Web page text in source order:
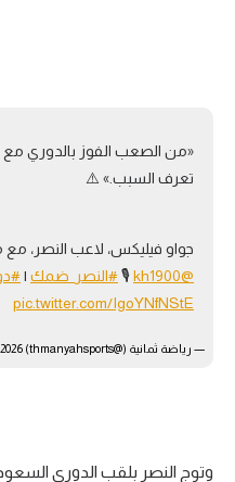
«من الصعب الفوز بالدوري مع
تعرف السبب.» ⚠️
جواو فيليكس، لاعب النصر، مع
@kh1900
🎙️#النصر_ضمك |
pic.twitter.com/IgoYNfNStE
— رياضة ثمانية (@thmanyahsports)